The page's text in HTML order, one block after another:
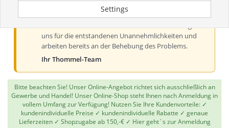
Liebe Kundinnen und Kunden, derzeit kann es bei der
Preis- und Verfügbarkeitsanzeige aus technischen
uns für die entstandenen Unannehmlichkeiten und
arbeiten bereits an der Behebung des Problems.
Ihr Thommel-Team
Bitte beachten Sie! Unser Online-Angebot richtet sich ausschließlich an
Gewerbe und Handel! Unser Online-Shop steht Ihnen nach Anmeldung in
vollem Umfang zur Verfügung! Nutzen Sie Ihre Kundenvorteile: ✓
kundenindividuelle Preise ✓ kundenindividuelle Rabatte ✓ genaue
Lieferzeiten ✓ Shopzugabe ab 150,-€ ✓ Hier geht`s zur Anmeldung
Settings